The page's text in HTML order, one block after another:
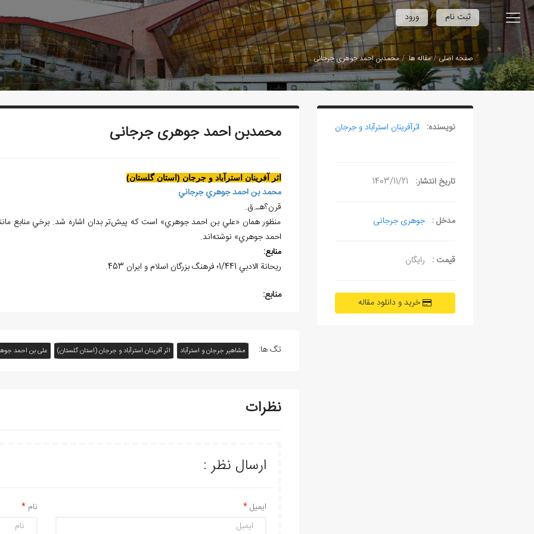
ورود / ثبت نام
صفحه اصلی مقاله ها محمدبن احمد جوهری جرجانی
نویسنده: اثرآفرينان استرآباد و جرجان
تاریخ انتشار: 1403/11/21
مدخل : جوهری جرجانی
قیمت : رایگان
خرید و دانلود مقاله
محمدبن احمد جوهری جرجانی
اثر آفرينان استرآباد و جرجان (استان گلستان)
محمد بن احمد جوهري جرجاني
قرن؟هـ.ق.
منظور همان «علي بن احمد جوهري» است که پيش‌تر بدان اشاره شد. برخي منابع
احمد جوهري» نوشته‌اند.
منابع:
ريحانة الادبي 1/441؛ فرهنگ بزرگان اسلام و ايران 453.
منابع:
تگ ها: مشاهیر جرجان و استرآباد اثر آفرينان استرآباد و جرجان (استان گلستان) علی بن احمد
نظرات
ارسال نظر :
نام ایمیل